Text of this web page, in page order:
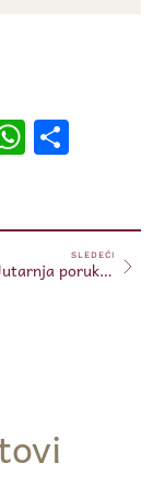
SLEDEĆI
14 Jutarnja poruka 14.04.2024. (Free)